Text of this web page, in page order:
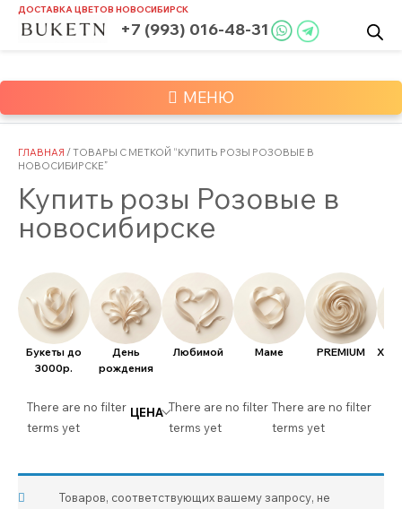
SkipДОСТАВКА ЦВЕТОВ НОВОСИБИРСК
+7 (993) 016-48-31
МЕНЮ
ГЛАВНАЯ / ТОВАРЫ С МЕТКОЙ “КУПИТЬ РОЗЫ РОЗОВЫЕ В
НОВОСИБИРСКЕ”
Купить розы Розовые в
новосибирске
Букеты до
3000р.
День
рождения
Любимой Маме PREMIUM
There are no filter
terms yet
ЦЕНА There are no filter
terms yet
There are no filter
terms yet
Товаров, соответствующих вашему запросу, не